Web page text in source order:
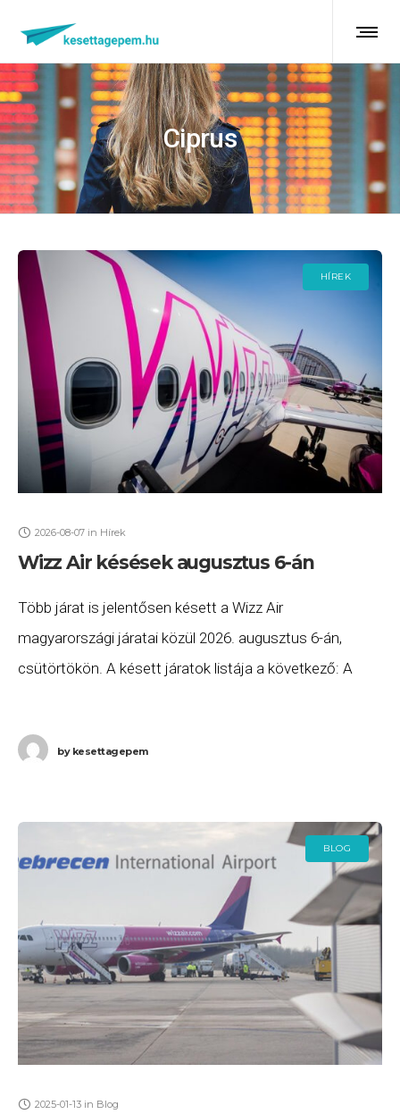
Ciprus
HÍREK
2026-08-07 in Hírek
Wizz Air késések augusztus 6-án
Több járat is jelentősen késett a Wizz Air
magyarországi járatai közül 2026. augusztus 6-án,
csütörtökön. A késett járatok listája a következő: A
bykesettagepem
BLOG
2025-01-13 in Blog